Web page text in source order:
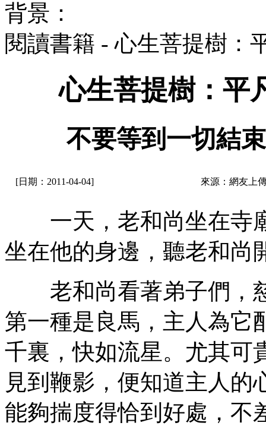
背景：
閱讀書籍 - 心生菩提樹
心生菩提樹：
不要等到一切結
[日期：2011-04-04] 來源：網友上
一天，老和尚坐在寺
坐在他的身邊，聽老和尚
老和尚看著弟子們，
第一種是良馬，主人為它
千裏，快如流星。尤其可
見到鞭影，便知道主人
能夠揣度得恰到好處，不